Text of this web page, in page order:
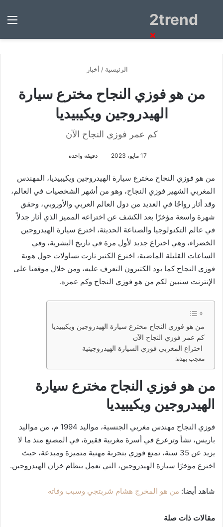
2trendبحث
الرئيسية / أخبار
من هو فوزي النجاح مخترع سيارة
الهيدروجين ويكيبيديا
كم عمر فوزي النجاح الآن
17 مايو، 2023 دقيقة واحدة
من هو فوزي النجاح مخترع سيارة الهيدروجين ويكيبيديا، المهندس
المغربي الشهير فوزي النجاح، وهو من أشهر الشخصيات في العالم،
وقد أثار رواجًا في العديد من دول العالم العربي والأوروبي، وحقق
شهرة واسعة مؤخرًا بعد الكشف عن اختراعه المميز الذي أثار جدلاً
في عالم التكنولوجيا والصناعة الحديثة، اخترع سيارة الهيدروجين
الخضراء، وهي اختراع جديد لأول مرة في تاريخ البشرية، وفي
الساعات القليلة الماضية، اخترع الكثير ثارت تساؤلات حول هوية
فوزي النجاح كما يود الكثيرون التعرف عليه، ومن خلال موقعنا على
الإنترنت سنبين لكم من هو فوزي النجاح وكم عمره.
من هو فوزي النجاح مخترع سيارة الهيدروجين ويكيبيديا
كم عمر فوزي النجاح الآن
اختراع المغربي فوزي السيارة الهيدروجينية
معجب بهذه:
من هو فوزي النجاح مخترع سيارة
الهيدروجين ويكيبيديا
فوزي النجاح مهندس مغربي الجنسية، مواليد 1994 م، من مواليد
باريس، نشأ وترعرع في أسرة مغربية فقيرة، في المصنع منذ ما لا
يزيد عن 35 سنة، تمتع فوزي بتجربة مهنية متميزة ومبدعة، حيث
اخترع مؤخرًا سيارة الهيدروجين، التي تعمل بنظام خزان الهيدروجين.
شاهد أيضا: من هو المخرج هشام شربتجي وسبب وفاته
مقالات ذات صلة
×